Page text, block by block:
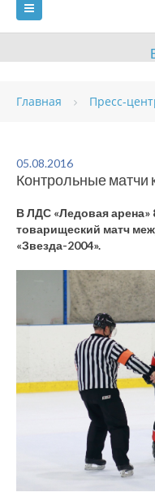
ГЛАВНАЯ
ВИДЫ СПОРТА
ОЦЕНКА КАЧЕСТВА
Главная Пресс-
05.08.2016
Контрольные
В ЛДС «Ледовая арена»
товарищеский матч
«Звезда-2004».